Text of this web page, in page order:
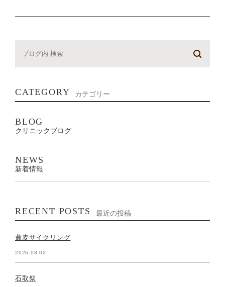
CATEGORY カテゴリー
BLOG
クリニックブログ
NEWS
新着情報
RECENT POSTS 最近の投稿
蕎麦サイクリング
2026.08.02
石取祭